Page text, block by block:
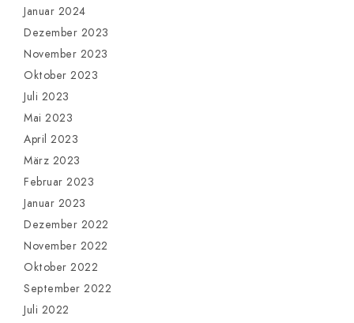
Januar 2024
Dezember 2023
November 2023
Oktober 2023
Juli 2023
Mai 2023
April 2023
März 2023
Februar 2023
Januar 2023
Dezember 2022
November 2022
Oktober 2022
September 2022
Juli 2022